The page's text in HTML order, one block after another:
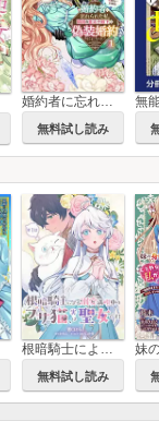
婚約者に忘れられた私、隣国の皇太子殿下と偽装婚約することになりました（※ただし、殿下の本命は私みたいです！？）
無料試し読み
根暗騎士による溺愛満喫中のブサ猫、実は聖女です！
無料試し読み